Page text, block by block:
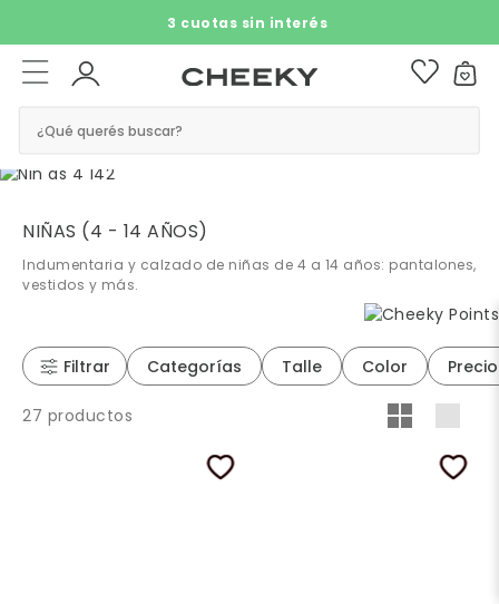
3 cuotas sin interés​ ​
¿Qué querés buscar?
NIÑAS (4 - 14 AÑOS)
Indumentaria y calzado de niñas de 4 a 14 años: pantalones,
vestidos y más.
Filtrar Categorías Talle Color Precio
27 productos